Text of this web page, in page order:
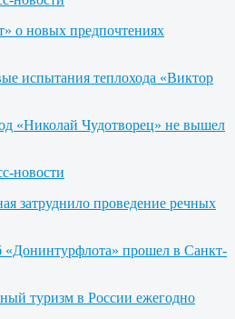
о новых предпочтениях
испытания теплохода «Виктор
«Николай Чудотворец» не вышел
новости
затруднило проведение речных
прошел в Санкт-
туризм в России ежегодно